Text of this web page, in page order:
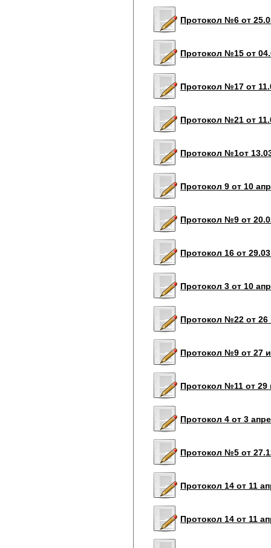
Протокол №6 от
Протокол №15 от
Протокол №17 от
Протокол №21 от
Протокол №1от
Протокол 9 от 10
Протокол №9 от
Протокол 16 от
Протокол 3 от 10
Протокол №22 от 26
Протокол №9 от 27
Протокол №11 от 29
Протокол 4 от 3
Протокол №5 от
Протокол 14 от 11
Протокол 14 от 11